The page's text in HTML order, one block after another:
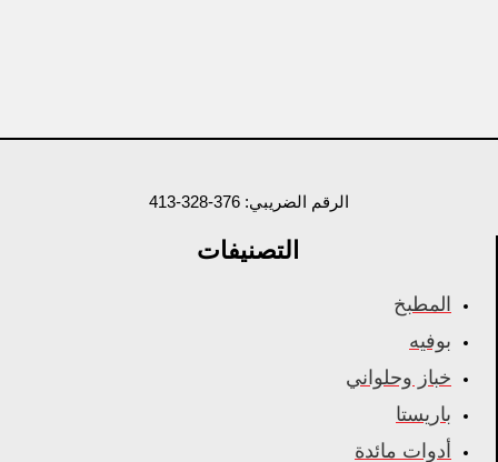
الرقم الضريبي: 376-328-413
التصنيفات
المطبخ
بوفيه
خباز وحلواني
باريستا
أدوات مائدة